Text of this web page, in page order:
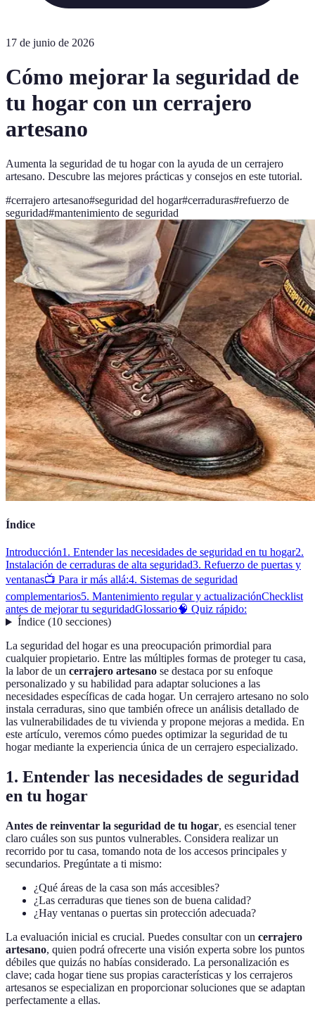
17 de junio de 2026
Cómo mejorar la seguridad de
tu hogar con un cerrajero
artesano
Aumenta la seguridad de tu hogar con la ayuda de un cerrajero
artesano. Descubre las mejores prácticas y consejos en este tutorial.
#cerrajero artesano#seguridad del hogar#cerraduras#refuerzo de
seguridad#mantenimiento de seguridad
Índice
Introducción1. Entender las necesidades de seguridad en tu hogar2.
Instalación de cerraduras de alta seguridad3. Refuerzo de puertas y
ventanas📺 Para ir más allá:4. Sistemas de seguridad
complementarios5. Mantenimiento regular y actualizaciónChecklist
antes de mejorar tu seguridadGlossario🧠 Quiz rápido:
Índice(10 secciones)
La seguridad del hogar es una preocupación primordial para
cualquier propietario. Entre las múltiples formas de proteger tu casa,
la labor de un cerrajero artesano se destaca por su enfoque
personalizado y su habilidad para adaptar soluciones a las
necesidades específicas de cada hogar. Un cerrajero artesano no solo
instala cerraduras, sino que también ofrece un análisis detallado de
las vulnerabilidades de tu vivienda y propone mejoras a medida. En
este artículo, veremos cómo puedes optimizar la seguridad de tu
hogar mediante la experiencia única de un cerrajero especializado.
1. Entender las necesidades de seguridad
en tu hogar
Antes de reinventar la seguridad de tu hogar, es esencial tener
claro cuáles son sus puntos vulnerables. Considera realizar un
recorrido por tu casa, tomando nota de los accesos principales y
secundarios. Pregúntate a ti mismo:
¿Qué áreas de la casa son más accesibles?
¿Las cerraduras que tienes son de buena calidad?
¿Hay ventanas o puertas sin protección adecuada?
La evaluación inicial es crucial. Puedes consultar con un cerrajero
artesano, quien podrá ofrecerte una visión experta sobre los puntos
débiles que quizás no habías considerado. La personalización es
clave; cada hogar tiene sus propias características y los cerrajeros
artesanos se especializan en proporcionar soluciones que se adaptan
perfectamente a ellas.